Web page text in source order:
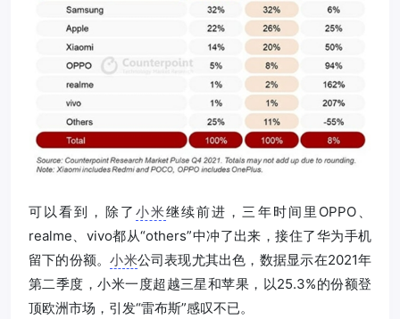
可以看到，除了 小米继续前进，三年时间里OPPO、
realme、vivo都从“others”中冲了出来，接住了华为手机
留下的份额。小米公司表现尤其出色，数据显示在2021年
第二季度，小米一度超越三星和苹果，以25.3%的份额登
顶欧洲市场，引发“雷布斯”感叹不已。